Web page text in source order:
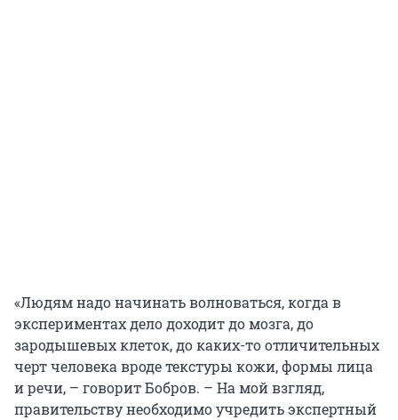
«Людям надо начинать волноваться, когда в
экспериментах дело доходит до мозга, до
зародышевых клеток, до каких-то отличительных
черт человека вроде текстуры кожи, формы лица
и речи, – говорит Бобров. – На мой взгляд,
правительству необходимо учредить экспертный